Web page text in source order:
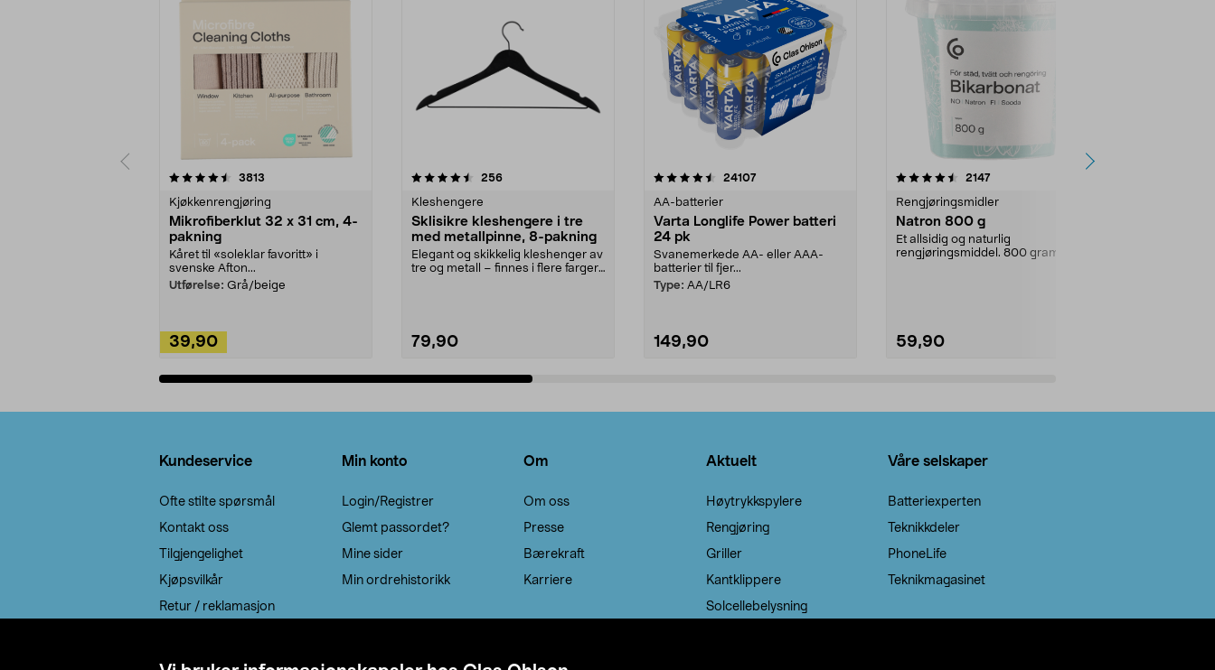
3813
Kjøkkenrengjøring
Mikrofiberklut 32 x 31 cm, 4-
pakning
Kåret til «soleklar favoritt» i
svenske Afton...
Utførelse: Grå/beige
39,90
4.5av 5 stjerner 256anmeldelser
Kleshengere
Sklisikre kleshengere i tre
med metallpinne, 8-pakning
Elegant og skikkelig kleshenger av
tre og metall – finnes i flere farger.
79,90
4.5av 5 stjerner 24107anmeldelser
AA-batterier
Varta Longlife Power batteri
24 pk
Svanemerkede AA- eller AAA-
batterier til fjer...
Type: AA/LR6
149,90
4.5av 5 stjerner 2147anmeldelser
Rengjøringsmidler
Natron 800 g
Et allsidig og naturlig
rengjøringsmiddel. 800 gram
59,90
4.0av 5 stjerner
Kundeservice
Ofte stilte spørsmål
Kontakt oss
Tilgjengelighet
Kjøpsvilkår
Retur / reklamasjon
Min konto
Login/Registrer
Glemt passordet?
Mine sider
Min ordrehistorikk
Om
Om oss
Presse
Bærekraft
Karriere
Aktuelt
Høytrykkspylere
Rengjøring
Griller
Kantklippere
Solcellebelysning
Våre selskaper
Batteriexperten
Teknikkdeler
PhoneLife
Teknikmagasinet